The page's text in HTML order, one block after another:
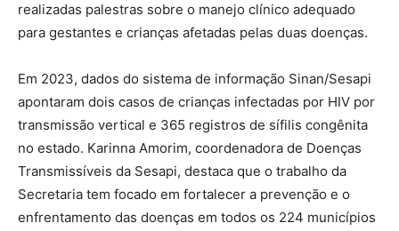
realizadas palestras sobre o manejo clínico adequado
para gestantes e crianças afetadas pelas duas doenças.
Em 2023, dados do sistema de informação Sinan/Sesapi
apontaram dois casos de crianças infectadas por HIV por
transmissão vertical e 365 registros de sífilis congênita
no estado. Karinna Amorim, coordenadora de Doenças
Transmissíveis da Sesapi, destaca que o trabalho da
Secretaria tem focado em fortalecer a prevenção e o
enfrentamento das doenças em todos os 224 municípios